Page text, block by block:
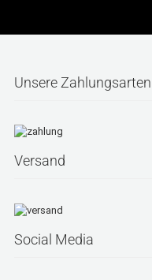
Unsere Zahlungsarten
Versand
Social Media